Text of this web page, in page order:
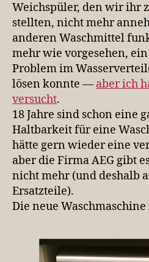
Weichspüler, den wir ihr
stellten, nicht mehr
anderen Waschmittel
mehr wie vorgesehen,
Problem im
lösen konnte — aber ich
versucht.
18 Jahre sind schon eine
Haltbarkeit für eine
hätte gern wieder eine
aber die Firma AEG gibt
nicht mehr (und deshalb
Ersatzteile).
Die neue